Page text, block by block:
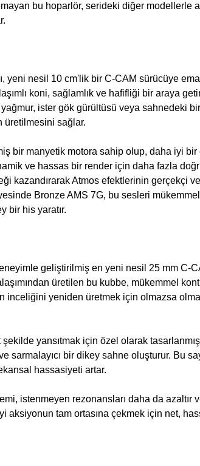
bu hoparlör, serideki diğer modellerle
yeni nesil 10 cm'lik bir C-CAM sürücüye
koni, sağlamlık ve hafifliği bir araya
ister gök gürültüsü veya sahnedeki
üretilmesini sağlar.
manyetik motora sahip olup, daha iyi bir
ve hassas bir render için daha fazla
kazandırarak Atmos efektlerinin gerçekçi
Bronze AMS 7G, bu sesleri
bir his yaratır.
geliştirilmiş en yeni nesil 25 mm C-
üretilen bu kubbe, mükemmel
yeniden üretmek için olmazsa
yansıtmak için özel olarak
sarmalayıcı bir dikey sahne oluşturur. Bu
hassasiyeti artar.
istenmeyen rezonansları daha da azaltır
tam ortasına çekmek için net,